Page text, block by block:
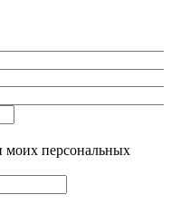
моих персональных